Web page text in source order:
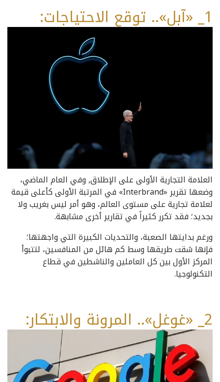
1_ «آبل».. توقع الاحتياجات:
العلامة التجارية الأولى على الإطلاق, وفي العام الماضي،
وضعها تقرير «Interbrand» في المرتبة الأولى كأعلى قيمة
لعلامة تجارية على مستوى العالم، وهو أمر ليس بغريب ولا
بجديد؛ فقد تكرر كثيراً في تقارير أخرى مشابهة.
ورغم بدايتها الصعبة، والتحديات الكبيرة التي واجهتها؛
فإنها شقت طريقها وسط كم هائل من المنافسين، لتتبوأ
المركز الأول بين كل العاملين والناشطين في قطاع
التكنولوجيا.
2_ «غوغل».. المرونة والابتكار: